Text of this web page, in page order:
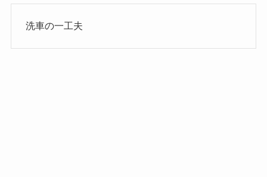
洗車の一工夫